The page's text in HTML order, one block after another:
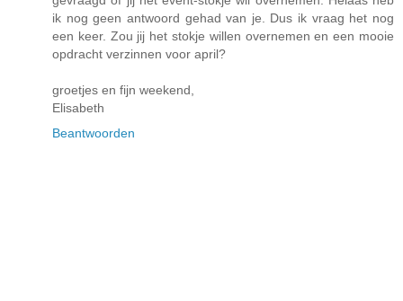
ik nog geen antwoord gehad van je. Dus ik vraag het nog
een keer. Zou jij het stokje willen overnemen en een mooie
opdracht verzinnen voor april?
groetjes en fijn weekend,
Elisabeth
Beantwoorden